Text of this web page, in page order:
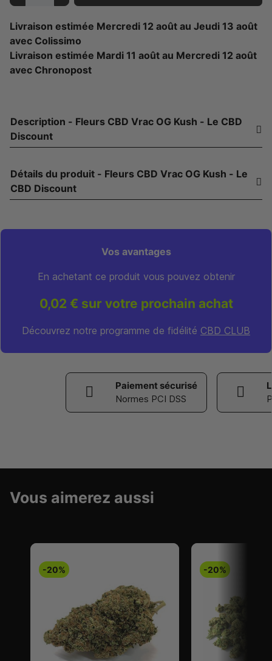
Livraison estimée Mercredi 12 août au Jeudi 13 août
avec Colissimo
Livraison estimée Mardi 11 août au Mercredi 12 août
avec Chronopost
Description - Fleurs CBD Vrac OG Kush - Le CBD
Discount
Détails du produit - Fleurs CBD Vrac OG Kush - Le
CBD Discount
Vos avantages
En achetant ce produit vous pouvez obtenir
0,02 € sur votre prochain achat
Découvrez notre programme de fidélité CBD CLUB
Paiement sécurisé
Normes PCI DSS
Vous aimerez aussi
-20% -20%